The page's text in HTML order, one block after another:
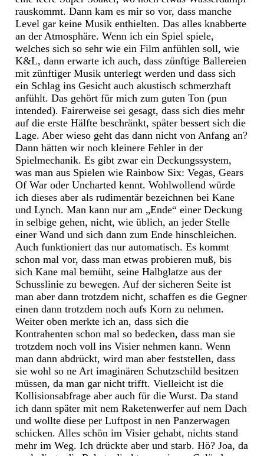
rauskommt. Dann kam es mir so vor, dass manche
Level gar keine Musik enthielten. Das alles knabberte
an der Atmosphäre. Wenn ich ein Spiel spiele,
welches sich so sehr wie ein Film anfühlen soll, wie
K&L, dann erwarte ich auch, dass zünftige Ballereien
mit zünftiger Musik unterlegt werden und dass sich
ein Schlag ins Gesicht auch akustisch schmerzhaft
anfühlt. Das gehört für mich zum guten Ton (pun
intended). Fairerweise sei gesagt, dass sich dies mehr
auf die erste Hälfte beschränkt, später bessert sich die
Lage. Aber wieso geht das dann nicht von Anfang an?
Dann hätten wir noch kleinere Fehler in der
Spielmechanik. Es gibt zwar ein Deckungssystem,
was man aus Spielen wie Rainbow Six: Vegas, Gears
Of War oder Uncharted kennt. Wohlwollend würde
ich dieses aber als rudimentär bezeichnen bei Kane
und Lynch. Man kann nur am „Ende“ einer Deckung
in selbige gehen, nicht, wie üblich, an jeder Stelle
einer Wand und sich dann zum Ende hinschleichen.
Auch funktioniert das nur automatisch. Es kommt
schon mal vor, dass man etwas probieren muß, bis
sich Kane mal bemüht, seine Halbglatze aus der
Schusslinie zu bewegen. Auf der sicheren Seite ist
man aber dann trotzdem nicht, schaffen es die Gegner
einen dann trotzdem noch aufs Korn zu nehmen.
Weiter oben merkte ich an, dass sich die
Kontrahenten schon mal so bedecken, dass man sie
trotzdem noch voll ins Visier nehmen kann. Wenn
man dann abdrückt, wird man aber feststellen, dass
sie wohl so ne Art imaginären Schutzschild besitzen
müssen, da man gar nicht trifft. Vielleicht ist die
Kollisionsabfrage aber auch für die Wurst. Da stand
ich dann später mit nem Raketenwerfer auf nem Dach
und wollte diese per Luftpost in nen Panzerwagen
schicken. Alles schön im Visier gehabt, nichts stand
mehr im Weg. Ich drückte aber und starb. Hö? Joa, da